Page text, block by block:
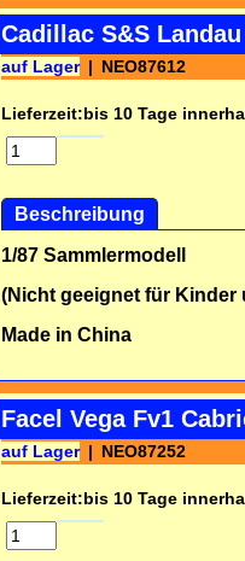
Cadillac S&S
auf Lager NEO87612
Lieferzeit:bis 10 Tage
Beschreibung
1/87 Sammlermodell
(Nicht geeignet für Kinder
Made in China
Facel Vega Fv1
auf Lager NEO87252
Lieferzeit:bis 10 Tage